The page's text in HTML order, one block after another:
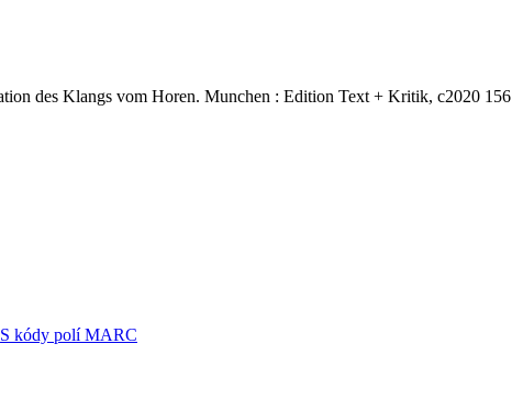
des Klangs vom Horen. Munchen : Edition Text + Kritik, c2020 156
S kódy polí MARC